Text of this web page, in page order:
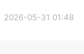
2026-05-31 01:48